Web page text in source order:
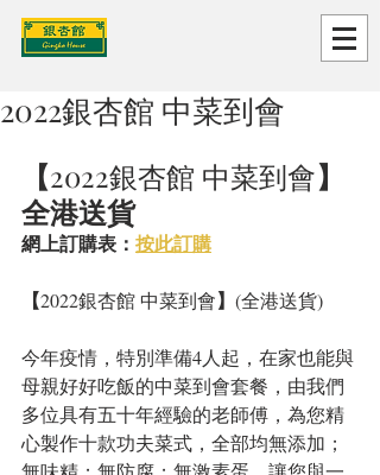
2022銀杏館 中菜到會
【2022銀杏館 中菜到會】
全港送貨
網上訂購表： 按此訂購
【2022銀杏館 中菜到會】 (全港送貨)
今年疫情，特別準備4人起，在家也能與
母親好好吃飯的中菜到會套餐，由我們
多位具有五十年經驗的老師傅，為您精
心製作十款功夫菜式，全部均無添加；